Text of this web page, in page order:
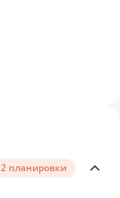
2 планировки